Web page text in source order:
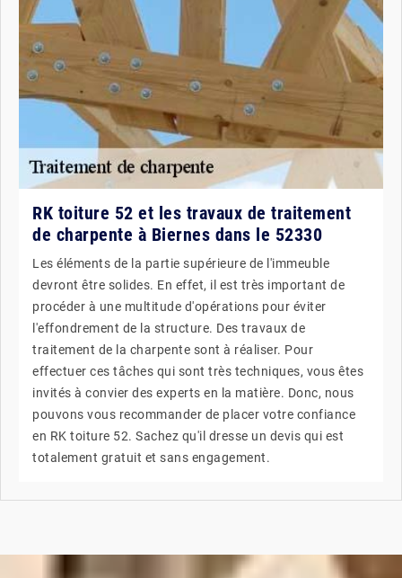
RK toiture 52 et les travaux de traitement
de charpente à Biernes dans le 52330
Les éléments de la partie supérieure de l'immeuble
devront être solides. En effet, il est très important de
procéder à une multitude d'opérations pour éviter
l'effondrement de la structure. Des travaux de
traitement de la charpente sont à réaliser. Pour
effectuer ces tâches qui sont très techniques, vous êtes
invités à convier des experts en la matière. Donc, nous
pouvons vous recommander de placer votre confiance
en RK toiture 52. Sachez qu'il dresse un devis qui est
totalement gratuit et sans engagement.